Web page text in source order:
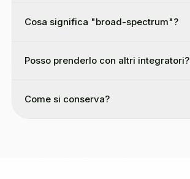
Cosa significa "broad-spectrum"?
Posso prenderlo con altri integratori?
Come si conserva?